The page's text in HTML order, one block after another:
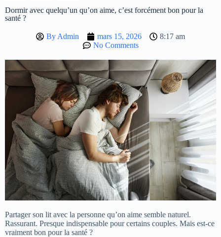
Dormir avec quelqu’un qu’on aime, c’est forcément bon pour la
santé ?
By Admin mars 15, 2026
8:17 am
No Comments
Partager son lit avec la personne qu’on aime semble naturel.
Rassurant. Presque indispensable pour certains couples. Mais est-ce
vraiment bon pour la santé ?